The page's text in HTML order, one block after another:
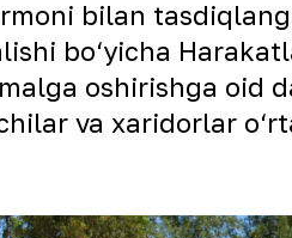
bilan
bo‘yicha
oshirishga oid
va xaridorlar